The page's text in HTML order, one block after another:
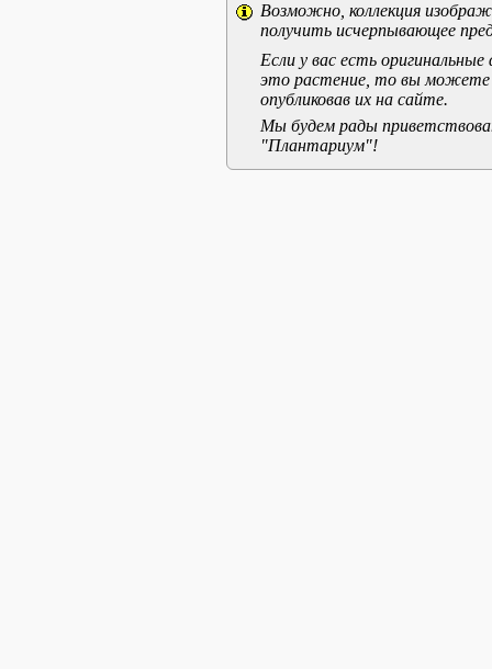
Возможно, коллекция
получить исчерпывающее
Если у вас есть
это растение, то вы можете
опубликовав их на сайте.
Мы будем рады
"Плантариум"!